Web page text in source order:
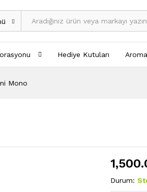
Hediye Kutuları
Mono
Durum: